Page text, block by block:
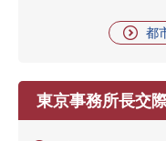
都
東京事務所長交